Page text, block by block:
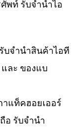
พท์ รับจำนำไอ
บจำนำสินค้าไอที
ละ ของแบ
แท็คฮอยเออร์
อ รับจำนำ